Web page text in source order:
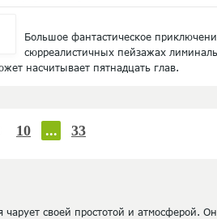
Большое фантастическое
сюрреалистичных пейзажах
насчитывает пятнадцать глав.
10 ... 33
своей простотой и атмосферой.